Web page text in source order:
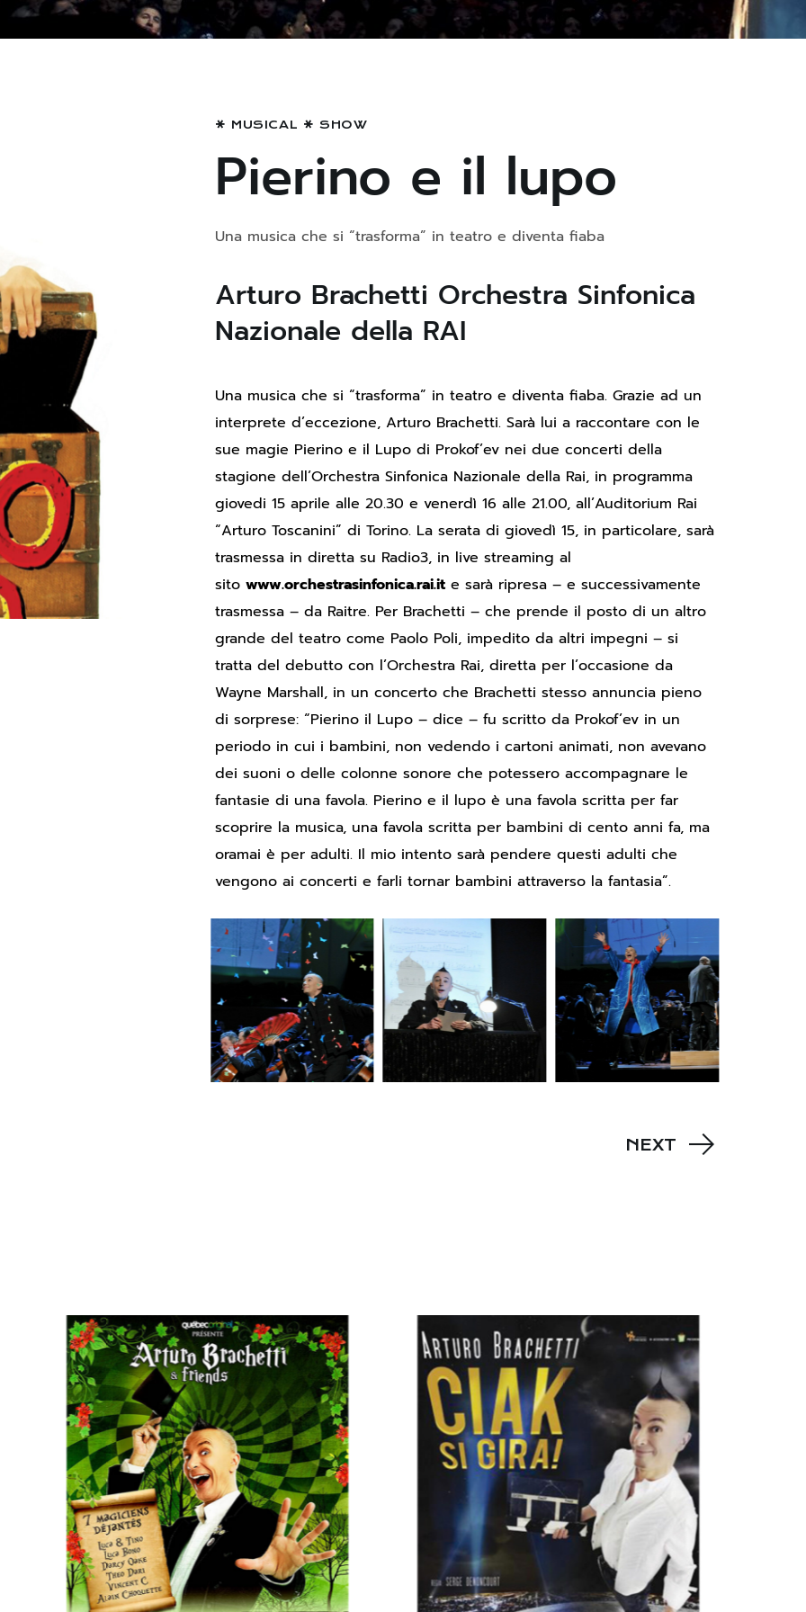
MUSICAL SHOW
Pierino e il lupo
Una musica che si “trasforma” in teatro e diventa fiaba
Arturo Brachetti Orchestra Sinfonica
Nazionale della RAI
Una musica che si “trasforma” in teatro e diventa fiaba. Grazie ad un
interprete d’eccezione, Arturo Brachetti. Sarà lui a raccontare con le
sue magie Pierino e il Lupo di Prokof’ev nei due concerti della
stagione dell’Orchestra Sinfonica Nazionale della Rai, in programma
giovedi 15 aprile alle 20.30 e venerdì 16 alle 21.00, all’Auditorium Rai
“Arturo Toscanini” di Torino. La serata di giovedì 15, in particolare, sarà
trasmessa in diretta su Radio3, in live streaming al
sito www.orchestrasinfonica.rai.ite sarà ripresa – e successivamente
trasmessa – da Raitre. Per Brachetti – che prende il posto di un altro
grande del teatro come Paolo Poli, impedito da altri impegni – si
tratta del debutto con l’Orchestra Rai, diretta per l’occasione da
Wayne Marshall, in un concerto che Brachetti stesso annuncia pieno
di sorprese: “Pierino il Lupo – dice – fu scritto da Prokof’ev in un
periodo in cui i bambini, non vedendo i cartoni animati, non avevano
dei suoni o delle colonne sonore che potessero accompagnare le
fantasie di una favola. Pierino e il lupo è una favola scritta per far
scoprire la musica, una favola scritta per bambini di cento anni fa, ma
oramai è per adulti. Il mio intento sarà pendere questi adulti che
vengono ai concerti e farli tornar bambini attraverso la fantasia”.
NEXT